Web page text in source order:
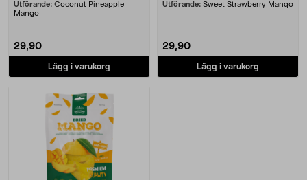
Utförande: Coconut Pineapple
Mango
29,90
Lägg i varukorg
Utförande: Sweet Strawberry Mango
29,90
Lägg i varukorg